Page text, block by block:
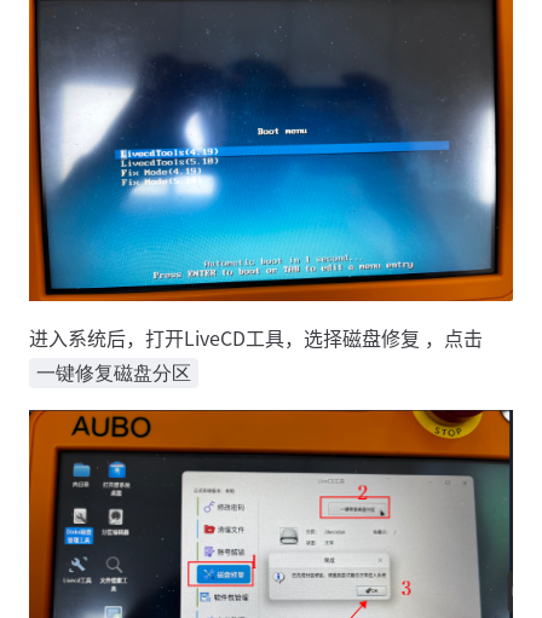
进入系统后，打开LiveCD工具，选择磁盘修复 ，点击
一键修复磁盘分区